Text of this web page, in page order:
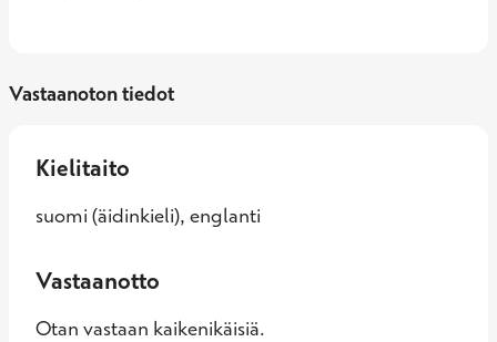
Vastaanoton tiedot
Kielitaito
suomi (äidinkieli), englanti
Vastaanotto
Otan vastaan kaikenikäisiä.